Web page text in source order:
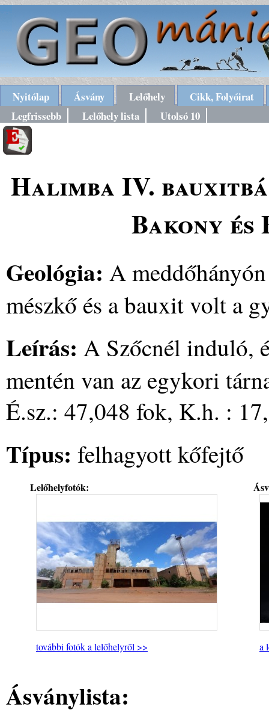
Nyitólap Ásvány Lelőhely
Cikk, Folyóirat
Legfrissebb
Lelőhely lista Utolsó 10
Halimba IV.
Bakony
Geológia: A
mészkő és a bauxit volt a
Leírás: A Szőcnél induló,
mentén van az egykori
É.sz.: 47,048 fok, K.h. :
Típus: felhagyott kőfejtő
Lelőhelyfotók:
további fotók a lelőhelyről >> a
Ásványlista: